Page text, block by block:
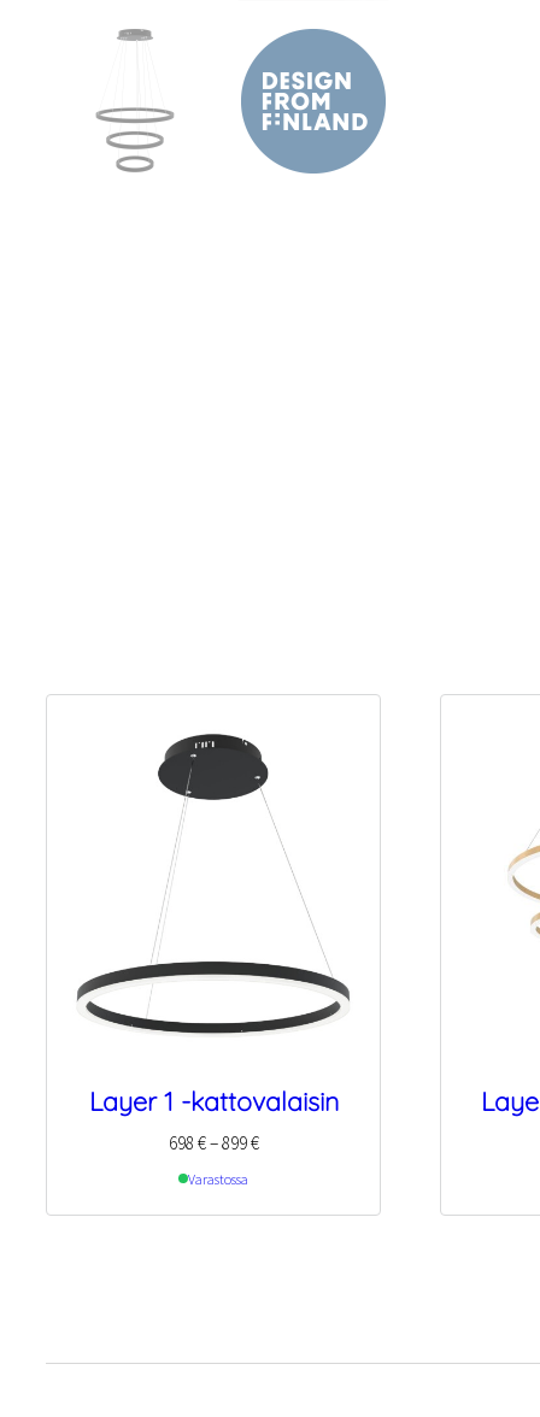
Layer 1 -kattovalaisin
698 €–899€Hintaluokka:
Varastossa